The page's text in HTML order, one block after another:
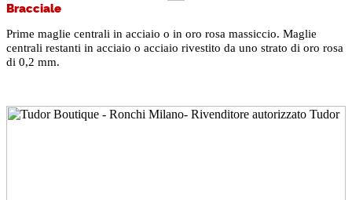
Bracciale
Prime maglie centrali in acciaio o in oro rosa massiccio. Maglie
centrali restanti in acciaio o acciaio rivestito da uno strato di oro rosa
di 0,2 mm.